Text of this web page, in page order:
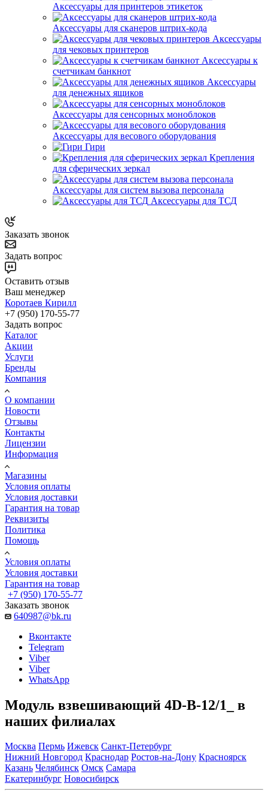
Аксессуары для принтеров этикеток
Аксессуары для сканеров штрих-кода
Аксессуары
для чековых принтеров
Аксессуары к
счетчикам банкнот
Аксессуары
для денежных ящиков
Аксессуары для сенсорных моноблоков
Аксессуары для весового оборудования
Гири
Крепления
для сферических зеркал
Аксессуары для систем вызова персонала
Аксессуары для ТСД
Заказать звонок
Задать вопрос
Оставить отзыв
Ваш менеджер
Коротаев Кирилл
+7 (950) 170-55-77
Задать вопрос
Каталог
Акции
Услуги
Бренды
Компания
О компании
Новости
Отзывы
Контакты
Лицензии
Информация
Магазины
Условия оплаты
Условия доставки
Гарантия на товар
Реквизиты
Политика
Помощь
Условия оплаты
Условия доставки
Гарантия на товар
+7 (950) 170-55-77
Заказать звонок
640987@bk.ru
Вконтакте
Telegram
Viber
Viber
WhatsApp
Модуль взвешивающий 4D-B-12/1_ в
наших филиалах
Москва Пермь Ижевск Санкт-Петербург
Нижний Новгород Краснодар Ростов-на-Дону Красноярск
Казань Челябинск Омск Самара
Екатеринбург Новосибирск